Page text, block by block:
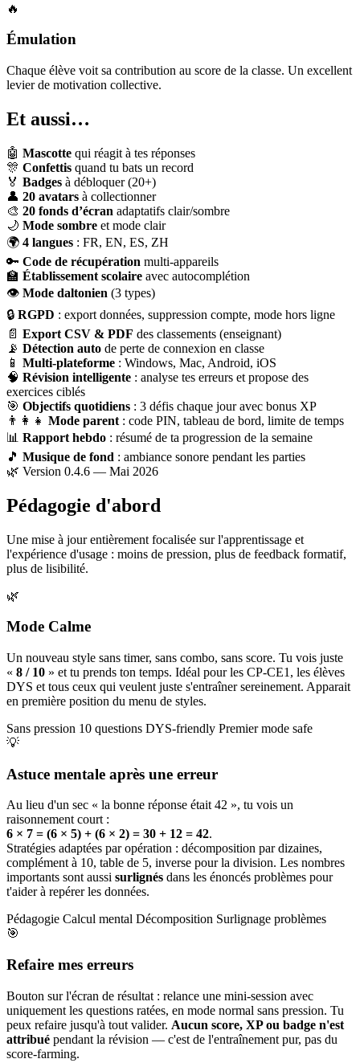
🔥
Émulation
Chaque élève voit sa contribution au score de la classe. Un excellent
levier de motivation collective.
Et aussi…
🤖 Mascotte qui réagit à tes réponses
🎊 Confettis quand tu bats un record
🏅 Badges à débloquer (20+)
👤 20 avatars à collectionner
🎨 20 fonds d’écran adaptatifs clair/sombre
🌙 Mode sombre et mode clair
🌍 4 langues : FR, EN, ES, ZH
🔑 Code de récupération multi-appareils
🏫 Établissement scolaire avec autocomplétion
👁 Mode daltonien (3 types)
🔒 RGPD : export données, suppression compte, mode hors ligne
📄 Export CSV & PDF des classements (enseignant)
📡 Détection auto de perte de connexion en classe
📱 Multi-plateforme : Windows, Mac, Android, iOS
🧠 Révision intelligente : analyse tes erreurs et propose des
exercices ciblés
🎯 Objectifs quotidiens : 3 défis chaque jour avec bonus XP
👨‍👩‍👧 Mode parent : code PIN, tableau de bord, limite de temps
📊 Rapport hebdo : résumé de ta progression de la semaine
🎵 Musique de fond : ambiance sonore pendant les parties
🌿 Version 0.4.6 — Mai 2026
Pédagogie d'abord
Une mise à jour entièrement focalisée sur l'apprentissage et
l'expérience d'usage : moins de pression, plus de feedback formatif,
plus de lisibilité.
🌿
Mode Calme
Un nouveau style sans timer, sans combo, sans score. Tu vois juste
« 8 / 10 » et tu prends ton temps. Idéal pour les CP-CE1, les élèves
DYS et tous ceux qui veulent juste s'entraîner sereinement. Apparait
en première position du menu de styles.
Sans pression 10 questions DYS-friendly Premier mode safe
💡
Astuce mentale après une erreur
Au lieu d'un sec « la bonne réponse était 42 », tu vois un
raisonnement court :
6 × 7 = (6 × 5) + (6 × 2) = 30 + 12 = 42.
Stratégies adaptées par opération : décomposition par dizaines,
complément à 10, table de 5, inverse pour la division. Les nombres
importants sont aussi surlignés dans les énoncés problèmes pour
t'aider à repérer les données.
Pédagogie Calcul mental Décomposition Surlignage problèmes
🎯
Refaire mes erreurs
Bouton sur l'écran de résultat : relance une mini-session avec
uniquement les questions ratées, en mode normal sans pression. Tu
peux refaire jusqu'à tout valider. Aucun score, XP ou badge n'est
attribué pendant la révision — c'est de l'entraînement pur, pas du
score-farming.